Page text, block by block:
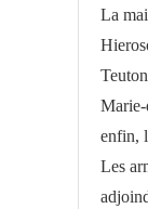
La
Marie-
enfin,
Les